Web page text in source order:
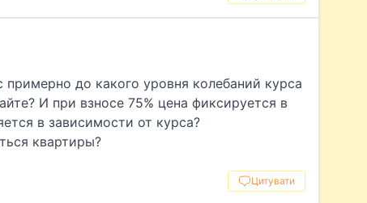
примерно до какого уровня колебаний курса
И при взносе 75% цена фиксируется в
в зависимости от курса?
квартиры?
Цитувати